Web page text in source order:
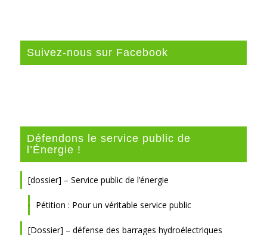
Suivez-nous sur Facebook
Défendons le service public de
l’Énergie !
[dossier] – Service public de l’énergie
Pétition : Pour un véritable service public
[Dossier] – défense des barrages hydroélectriques